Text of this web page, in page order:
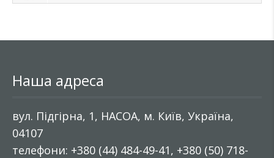
Наша адреса
вул. Підгірна, 1, НАСОА, м. Київ, Україна,
04107
телефони: +380 (44) 484-49-41, +380 (50) 718-